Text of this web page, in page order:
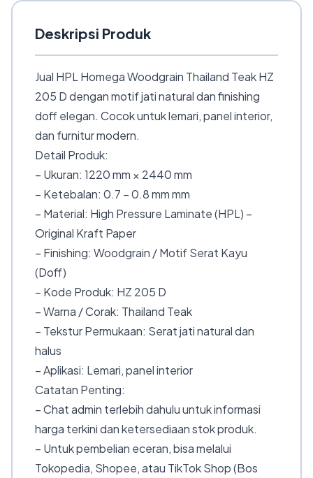
Deskripsi Produk
Jual HPL Homega Woodgrain Thailand Teak HZ
205 D dengan motif jati natural dan finishing
doff elegan. Cocok untuk lemari, panel interior,
dan furnitur modern.
Detail Produk:
– Ukuran: 1220 mm × 2440 mm
– Ketebalan: 0.7 – 0.8 mm mm
– Material: High Pressure Laminate (HPL) –
Original Kraft Paper
– Finishing: Woodgrain / Motif Serat Kayu
(Doff)
– Kode Produk: HZ 205 D
– Warna / Corak: Thailand Teak
– Tekstur Permukaan: Serat jati natural dan
halus
– Aplikasi: Lemari, panel interior
Catatan Penting:
– Chat admin terlebih dahulu untuk informasi
harga terkini dan ketersediaan stok produk.
– Untuk pembelian eceran, bisa melalui
Tokopedia, Shopee, atau TikTok Shop (Bos